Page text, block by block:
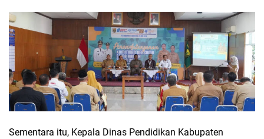
Sementara itu, Kepala Dinas Pendidikan Kabupaten